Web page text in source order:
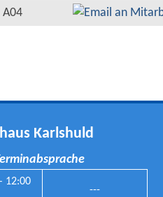
A04
Karlshuld
12:00
---